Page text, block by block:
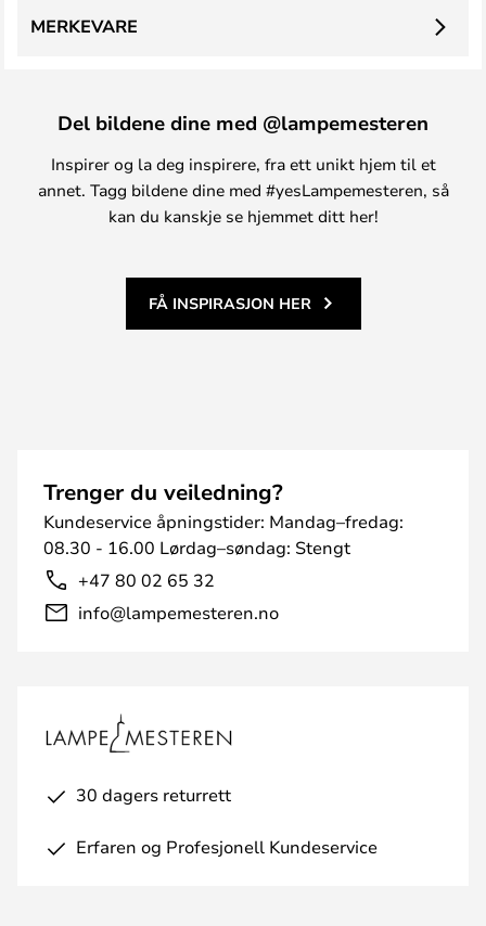
MERKEVARE
Del bildene dine med @lampemesteren
Inspirer og la deg inspirere, fra ett unikt hjem til et
annet. Tagg bildene dine med #yesLampemesteren, så
kan du kanskje se hjemmet ditt her!
FÅ INSPIRASJON HER
Trenger du veiledning?
Kundeservice åpningstider: Mandag–fredag:
08.30 - 16.00 Lørdag–søndag: Stengt
+47 80 02 65 32
info@lampemesteren.no
30 dagers returrett
Erfaren og Profesjonell Kundeservice